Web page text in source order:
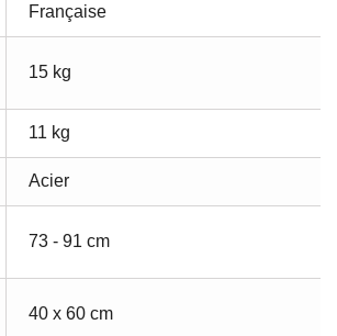
Française
15 kg
11 kg
Acier
73 - 91 cm
40 x 60 cm